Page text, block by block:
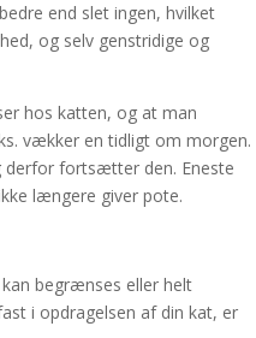
end slet ingen, hvilket
og selv genstridige og
hos katten, og at man
vækker en tidligt om morgen.
derfor fortsætter den. Eneste
længere giver pote.
begrænses eller helt
i opdragelsen af din kat, er